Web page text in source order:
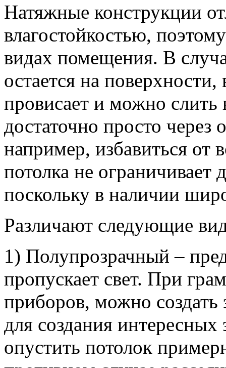
Натяжные конструкции
влагостойкостью,
видах помещения. В
остается на поверхности,
провисает и можно слить
достаточно просто через
например, избавиться от
потолка не ограничивает
поскольку в наличии
Различают следующие
1) Полупрозрачный –
пропускает свет. При
приборов, можно
для создания интересных
опустить потолок